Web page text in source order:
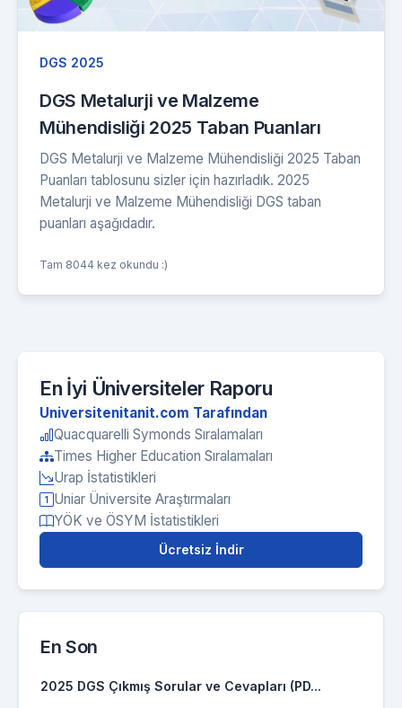
DGS 2025
DGS Metalurji ve Malzeme
Mühendisliği 2025 Taban Puanları
DGS Metalurji ve Malzeme Mühendisliği 2025 Taban
Puanları tablosunu sizler için hazırladık. 2025
Metalurji ve Malzeme Mühendisliği DGS taban
puanları aşağıdadır.
Tam 8044 kez okundu :)
En İyi Üniversiteler Raporu
Universitenitanit.com Tarafından
Quacquarelli Symonds Sıralamaları
Times Higher Education Sıralamaları
Urap İstatistikleri
Uniar Üniversite Araştırmaları
YÖK ve ÖSYM İstatistikleri
Ücretsiz İndir
En Son
2025 DGS Çıkmış Sorular ve Cevapları (PD...